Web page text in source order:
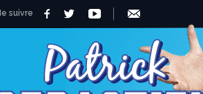
suivre